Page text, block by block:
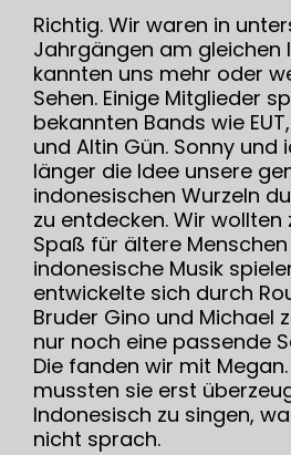
Richtig. Wir waren in
Jahrgängen am gleichen
kannten uns mehr oder
Sehen. Einige Mitglieder
bekannten Bands wie
und Altin Gün. Sonny
länger die Idee unsere
indonesischen Wurzeln
zu entdecken. Wir
Spaß für ältere
indonesische Musik
entwickelte sich durch
Bruder Gino und Michael
nur noch eine passende
Die fanden wir mit
mussten sie erst
Indonesisch zu singen,
nicht sprach.